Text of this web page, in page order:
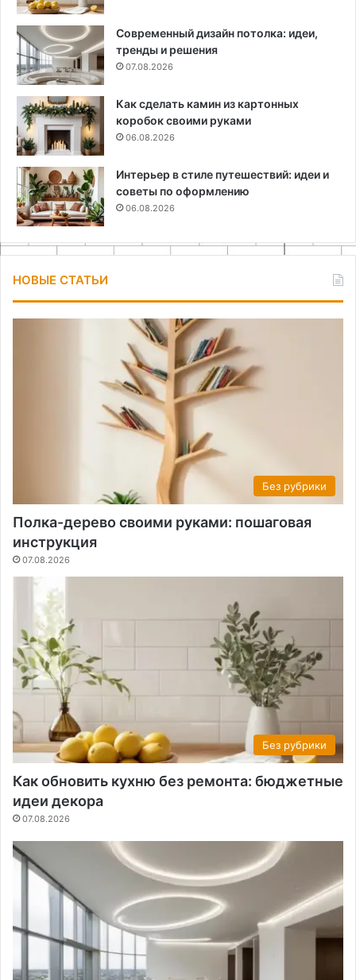
Современный дизайн потолка: идеи,
тренды и решения
07.08.2026
Как сделать камин из картонных
коробок своими руками
06.08.2026
Интерьер в стиле путешествий: идеи и
советы по оформлению
06.08.2026
НОВЫЕ СТАТЬИ
Без рубрики
Полка-дерево своими руками: пошаговая
инструкция
07.08.2026
Без рубрики
Как обновить кухню без ремонта: бюджетные
идеи декора
07.08.2026